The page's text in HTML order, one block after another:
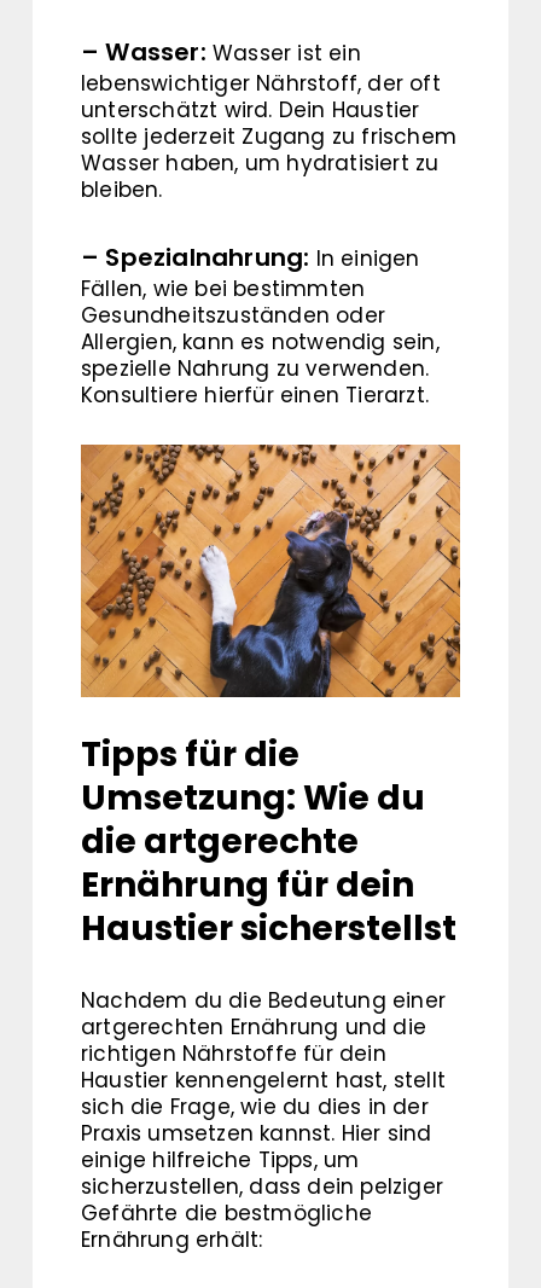
– Wasser: Wasser ist ein
lebenswichtiger Nährstoff, der oft
unterschätzt wird. Dein Haustier
sollte jederzeit Zugang zu frischem
Wasser haben, um hydratisiert zu
bleiben.
– Spezialnahrung: In einigen
Fällen, wie bei bestimmten
Gesundheitszuständen oder
Allergien, kann es notwendig sein,
spezielle Nahrung zu verwenden.
Konsultiere hierfür einen Tierarzt.
Tipps für die
Umsetzung: Wie du
die artgerechte
Ernährung für dein
Haustier sicherstellst
Nachdem du die Bedeutung einer
artgerechten Ernährung und die
richtigen Nährstoffe für dein
Haustier kennengelernt hast, stellt
sich die Frage, wie du dies in der
Praxis umsetzen kannst. Hier sind
einige hilfreiche Tipps, um
sicherzustellen, dass dein pelziger
Gefährte die bestmögliche
Ernährung erhält: